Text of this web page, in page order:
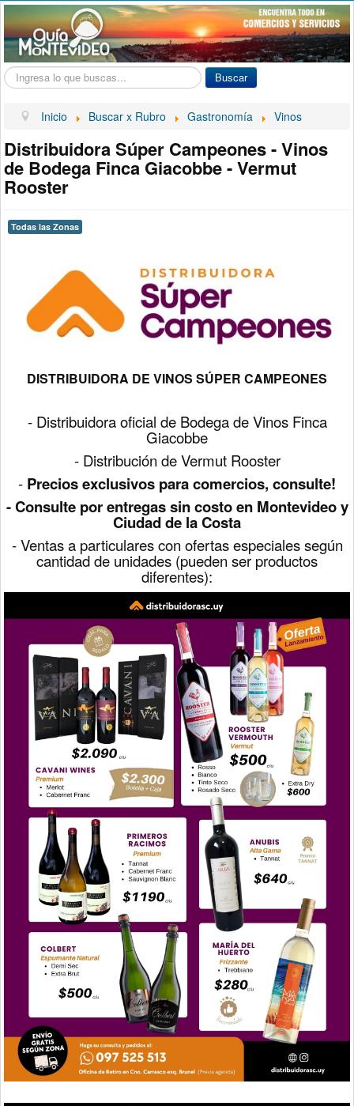
Buscar... Buscar
Inicio Buscar x Rubro Gastronomía Vinos
Distribuidora Súper Campeones - Vinos
de Bodega Finca Giacobbe - Vermut
Rooster
Todas las Zonas
DISTRIBUIDORA DE VINOS SÚPER CAMPEONES
- Distribuidora oficial de Bodega de Vinos Finca
Giacobbe
- Distribución de Vermut Rooster
- Precios exclusivos para comercios, consulte!
- Consulte por entregas sin costo en Montevideo y
Ciudad de la Costa
- Ventas a particulares con ofertas especiales según
cantidad de unidades (pueden ser productos
diferentes):